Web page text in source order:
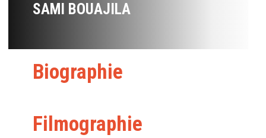
SAMI BOUAJILA
Biographie
Filmographie